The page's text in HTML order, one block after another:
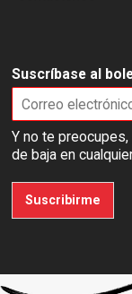
Suscríbase al
Y no te
de baja en
Suscribirme